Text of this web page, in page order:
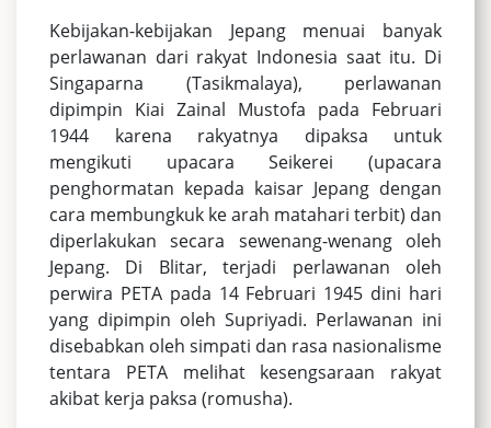
Kebijakan-kebijakan Jepang menuai banyak
perlawanan dari rakyat Indonesia saat itu. Di
Singaparna (Tasikmalaya), perlawanan
dipimpin Kiai Zainal Mustofa pada Februari
1944 karena rakyatnya dipaksa untuk
mengikuti upacara Seikerei (upacara
penghormatan kepada kaisar Jepang dengan
cara membungkuk ke arah matahari terbit) dan
diperlakukan secara sewenang-wenang oleh
Jepang. Di Blitar, terjadi perlawanan oleh
perwira PETA pada 14 Februari 1945 dini hari
yang dipimpin oleh Supriyadi. Perlawanan ini
disebabkan oleh simpati dan rasa nasionalisme
tentara PETA melihat kesengsaraan rakyat
akibat kerja paksa (romusha).